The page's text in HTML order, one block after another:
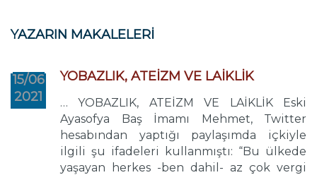
YAZARIN MAKALELERİ
15/06
2021
YOBAZLIK, ATEİZM VE LAİKLİK
… YOBAZLIK, ATEİZM VE LAİKLİK Eski
Ayasofya Baş İmamı Mehmet, Twitter
hesabından yaptığı paylaşımda içkiyle
ilgili şu ifadeleri kullanmıştı: “Bu ülkede
yaşayan herkes -ben dahil- az çok vergi